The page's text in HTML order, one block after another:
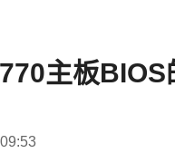
主板BIOS